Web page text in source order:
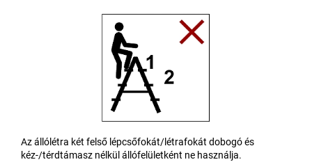
Az állólétra két felső lépcsőfokát/létrafokát dobogó és
kéz-/térdtámasz nélkül állófelületként ne használja.